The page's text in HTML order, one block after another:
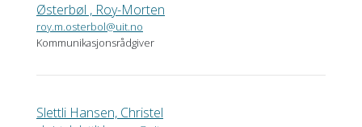
Østerbøl , Roy-Morten
roy.m.osterbol@uit.no
Kommunikasjonsrådgiver
Slettli Hansen, Christel